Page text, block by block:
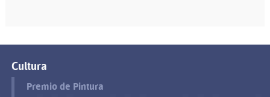
Cultura
Premio de Pintura